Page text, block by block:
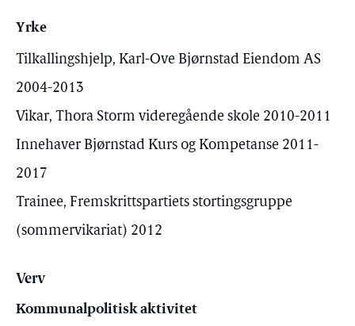
Yrke
Tilkallingshjelp, Karl-Ove Bjørnstad Eiendom AS
2004-2013
Vikar, Thora Storm videregående skole 2010-2011
Innehaver Bjørnstad Kurs og Kompetanse 2011-
2017
Trainee, Fremskrittspartiets stortingsgruppe
(sommervikariat) 2012
Verv
Kommunalpolitisk aktivitet